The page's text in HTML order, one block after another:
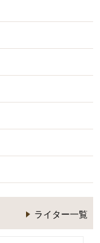
ライター一覧